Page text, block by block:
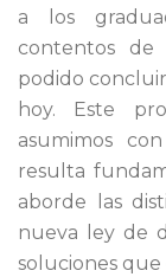
a los
contentos
podido
hoy. Este
asumimos
resulta
aborde las
nueva ley de
soluciones que